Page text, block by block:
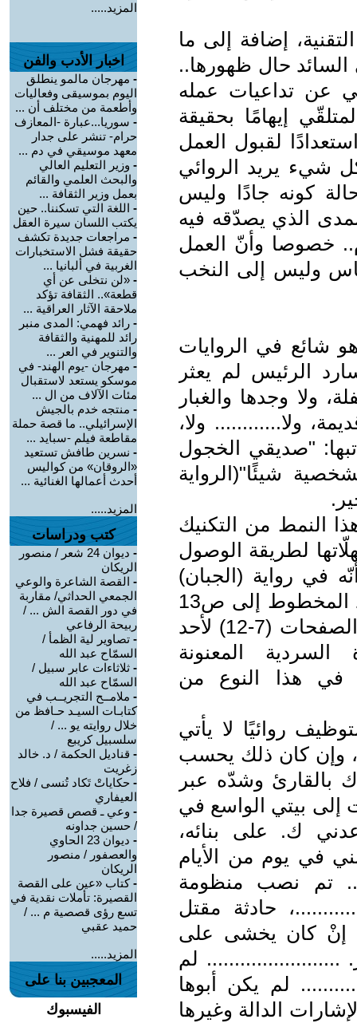
إضافة إلى ما
السائد حال ظهورها..
عن تداعيات عمله
إيهامًا بحقيقة
لقبول العمل
شيء يريد الروائي
كونه جادًا وليس
الذي يصدّقه فيه
عام.. خصوصا وأنّ العمل
وليس إلى النخب
شائع في الروايات
الرئيس لم يعثر
ولا وجدها والغبار
ولا............ ولا،
"صديقي الخجول
شيئًا"(الرواية
النمط من التكنيك
لطريقة الوصول
في رواية (الجبان)
يُؤخر إشعار القارئ، أو إعلامه، بوجود المخطوط إلى ص13
من الرواية، (الفصل الأخير 1)، تاركًا الصفحات (7-12) لأحد
المعنونة
في هذا النوع من
روائيًا لا يأتي
وإن كان ذلك يحسب
بالقارئ وشدّه عبر
إلى بيتي الواسع في
ك. على بنائه،
في يوم من الأيام
تم نصب منظومة
حادثة مقتل
إنْ كان يخشى على
........................ لم
لم يكن أبوها
ص8-9).. وهذه الإشارات الدالة وغيرها
المزيد.....
اخبار الأدب والفن
- مهرجان مالمو ينطلق
اليوم بموسيقى وفعاليات
وأطعمة من مختلف أن ...
- سوريا...عبارة -المعازف
حرام- تنشر على جدار
معهد موسيقي في دم ...
- وزير التعليم العالي
والبحث العلمي والقائم
بعمل وزير الثقافة ...
- اللغة التي تسكننا.. حين
يكتب اللسان سيرة العقل
- مراجعات جديدة تكشف
حقيقة فشل الاستخبارات
الغربية في ألبانيا ...
- «لن نتخلى عن أي
قطعة».. الثقافة تؤكد
ملاحقة الآثار العراقية ...
- رائد فهمي: المدى منبر
رائد للمهنية والثقافة
والتنوير في العر ...
- مهرجان -يوم الهند- في
موسكو يستعد لاستقبال
مئات الآلاف من ال ...
- منتجه خدم بالجيش
الإسرائيلي.. ما قصة حملة
مقاطعة فيلم -سبايد ...
- نسرين طافش تستعيد
«الروقان» من كواليس
أحدث أعمالها الغنائية ...
المزيد.....
كتب ودراسات
-
ديوان 24 شعر / منصور
الريكان
- القصة الشاعرة والوعي
الجمعي الحداثي/ مقاربة
في دور القصة الش ... /
ربيحة الرفاعي
- تصاوير لية الظمأ /
السمّاح عبد الله
- ثلاثاءات عابر سبيل /
السمّاح عبد الله
- ملامــح التجريــب في
كتابـات السيـد حـافظ من
خلال روايته يو ... /
سلسبيل كريبع
- قناديل الحكمة / د. خالد
زغريت
- حكاياتْ تَكاد تُنسى / فلاح
العيفاري
- وعي ـ قصص قصيرة جدا
/ حسين جداونه
-
ديوان 23 الحاوي
والعصفور / منصور
الريكان
-كتاب «عين على القصة
القصيرة: تأملات نقدية في
تسع رؤى قصصية م ... /
حميد عقبي
المزيد.....
المعجبين بنا على
الفيسبوك